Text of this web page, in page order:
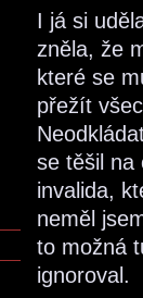
I já si
zněla, že
které se
přežít
se těšil na
invalida,
neměl
to možná
ignoroval.